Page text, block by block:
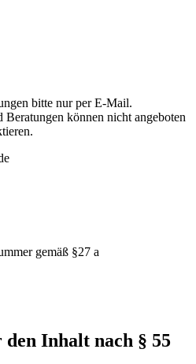
bitte nur per E-Mail.
Beratungen können nicht angeboten
gemäß §27 a
Inhalt nach § 55